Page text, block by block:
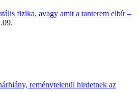
fizika, avagy amit a tanterem elbír –
reménytelenül hirdetnek az